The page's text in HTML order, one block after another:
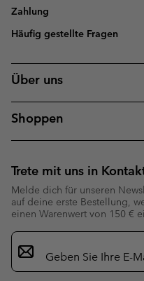
Zahlung
Häufig gestellte Fragen
Über uns
Shoppen
Trete mit uns in
Melde dich für unseren
auf deine erste Bestellung,
einen Warenwert von 150 €
Newsletter-
Anmeldung